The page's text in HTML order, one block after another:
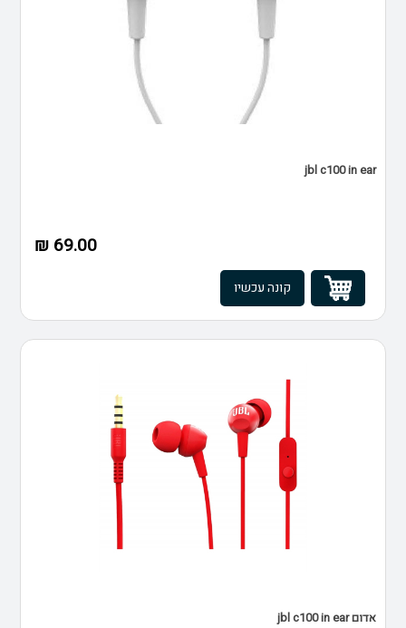
jbl c100 in ear
69.00 ₪
קונה עכשיו
אדום jbl c100 in ear